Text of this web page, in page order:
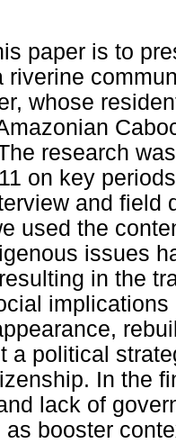
paper is to
riverine
whose
research
on key
and field
used the
issues
in the
a political
In the
lack of
as booster